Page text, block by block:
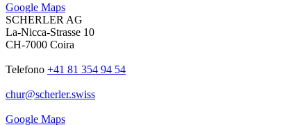
Google Maps
SCHERLER AG
La-Nicca-Strasse 10
CH-7000 Coira
Telefono +41 81 354 94 54
chur@scherler.swiss
Google Maps